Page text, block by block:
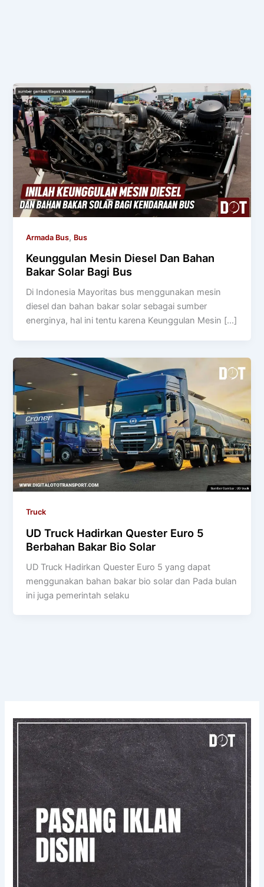
Armada Bus, Bus
Keunggulan Mesin Diesel Dan Bahan
Bakar Solar Bagi Bus
Di Indonesia Mayoritas bus menggunakan mesin
diesel dan bahan bakar solar sebagai sumber
energinya, hal ini tentu karena Keunggulan Mesin […]
Truck
UD Truck Hadirkan Quester Euro 5
Berbahan Bakar Bio Solar
UD Truck Hadirkan Quester Euro 5 yang dapat
menggunakan bahan bakar bio solar dan Pada bulan
ini juga pemerintah selaku